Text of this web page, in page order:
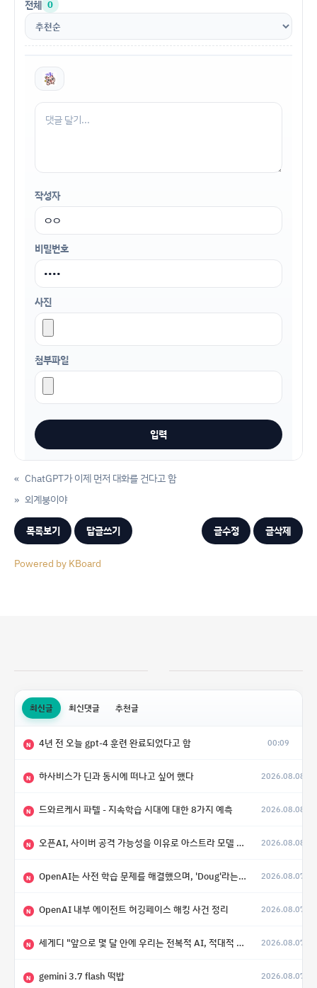
전체 0
작성자
비밀번호
사진
첨부파일
« ChatGPT가 이제 먼저 대화를 건다고 함
외계붕이야
»
목록보기 답글쓰기 글수정 글삭제
Powered by KBoard
최신글 최신댓글 추천글
N 4년 전 오늘 gpt-4 훈련 완료되었다고 함 00:09
N 하사비스가 딘과 동시에 떠나고 싶어 했다 2026.08.08
N 드와르케시 파텔 - 지속학습 시대에 대한 8가지 예측 2026.08.08
N 오픈AI, 사이버 공격 가능성을 이유로 아스트라 모델 출시 연기 2026.08.08
N OpenAI는 사전 학습 문제를 해결했으며, 'Doug'라는 코드명을 가진 훨씬 더 큰 모델을 활발히 개발 중 2026.08.07
N OpenAI 내부 에이전트 허깅페이스 해킹 사건 정리 2026.08.07
N 세게디 "앞으로 몇 달 안에 우리는 전복적 AI, 적대적 AI 둘 다 보게 될 것" 2026.08.07
N gemini 3.7 flash 떡밥 2026.08.07